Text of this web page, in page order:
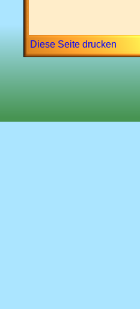
Diese Seite drucken